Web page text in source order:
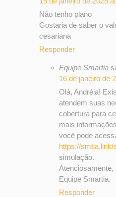
Não tenho plano
Gostaria de saber o
cesariana
Responder
Equipe Smartia
16 de janeiro de
Olá, Andréia!
atendem suas
cobertura para
mais
você pode
https://smtia.link/
simulação.
Atenciosamente,
Equipe Smartia.
Responder